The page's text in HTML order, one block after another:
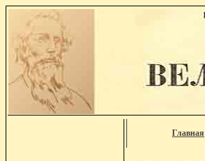
Главная